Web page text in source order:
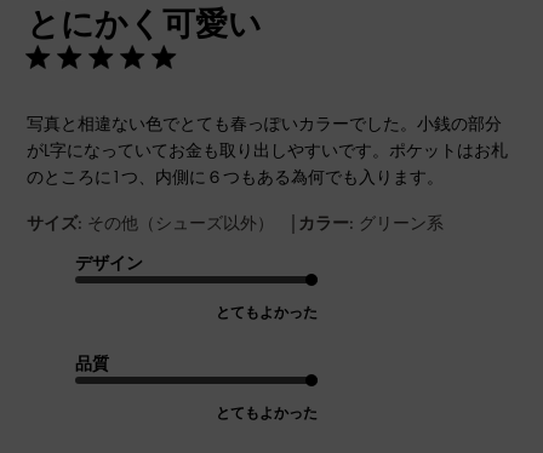
とにかく可愛い
写真と相違ない色でとても春っぽいカラーでした。小銭の部分
がL字になっていてお金も取り出しやすいです。ポケットはお札
のところに1つ、内側に６つもある為何でも入ります。
サイズ: その他（シューズ以外） | カラー: グリーン系
デザイン
とてもよかった
品質
とてもよかった